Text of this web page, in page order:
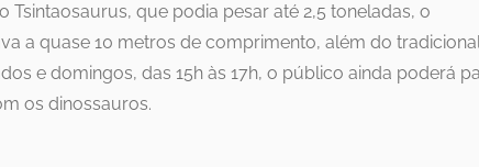
Tsintaosaurus, que podia pesar até 2,5 toneladas, o
a quase 10 metros de comprimento, além do
e domingos, das 15h às 17h, o público ainda poderá
os dinossauros.